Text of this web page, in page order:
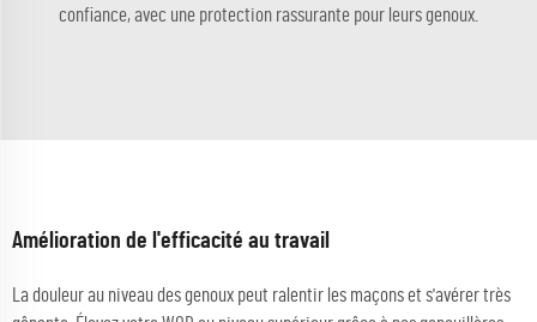
confiance, avec une protection rassurante pour leurs genoux.
Amélioration de l'efficacité au travail
La douleur au niveau des genoux peut ralentir les maçons et s'avérer très